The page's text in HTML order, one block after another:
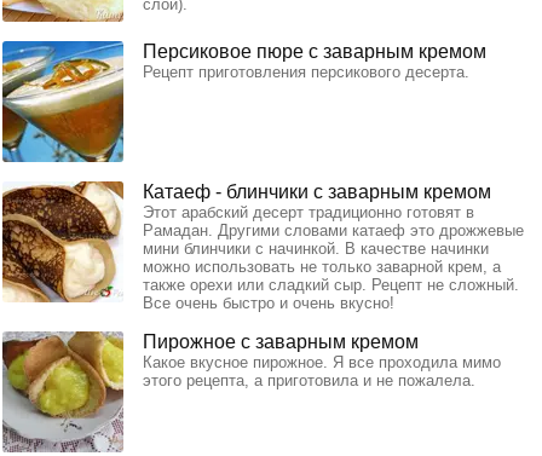
слой).
Персиковое пюре с заварным кремом
Рецепт приготовления персикового десерта.
Катаеф - блинчики с заварным кремом
Этот арабский десерт традиционно готовят в
Рамадан. Другими словами катаеф это дрожжевые
мини блинчики с начинкой. В качестве начинки
можно использовать не только заварной крем, а
также орехи или сладкий сыр. Рецепт не сложный.
Все очень быстро и очень вкусно!
Пирожное с заварным кремом
Какое вкусное пирожное. Я все проходила мимо
этого рецепта, а приготовила и не пожалела.